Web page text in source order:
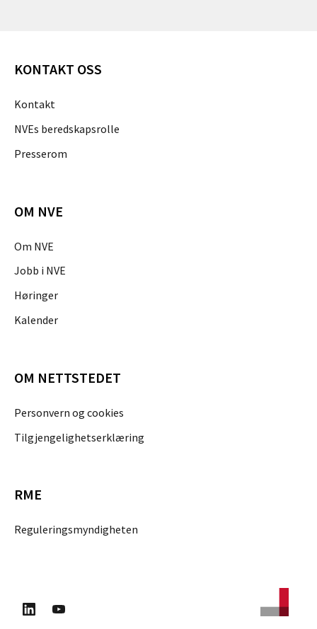
KONTAKT OSS
Kontakt
NVEs beredskapsrolle
Presserom
OM NVE
Om NVE
Jobb i NVE
Høringer
Kalender
OM NETTSTEDET
Personvern og cookies
Tilgjengelighetserklæring
RME
Reguleringsmyndigheten